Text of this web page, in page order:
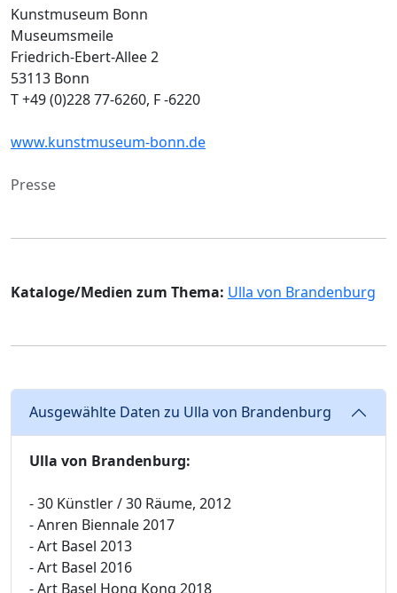
Kunstmuseum Bonn
Museumsmeile
Friedrich-Ebert-Allee 2
53113 Bonn
T +49 (0)228 77-6260, F -6220
www.kunstmuseum-bonn.de
Presse
Kataloge/Medien zum Thema: Ulla von Brandenburg
Ausgewählte Daten zu Ulla von Brandenburg
Ulla von Brandenburg:
- 30 Künstler / 30 Räume, 2012
- Anren Biennale 2017
- Art Basel 2013
- Art Basel 2016
- Art Basel Hong Kong 2018